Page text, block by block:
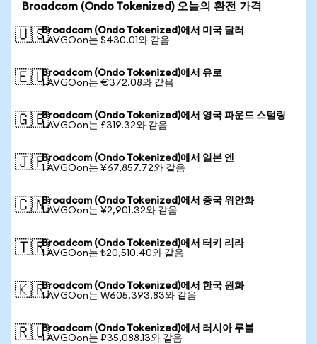
Broadcom (Ondo Tokenized) 오늘의 환전 가격
🇺🇸Broadcom (Ondo Tokenized)에서 미국 달러
1 AVGOon는 $430.01와 같음
🇪🇺Broadcom (Ondo Tokenized)에서 유로
1 AVGOon는 €372.08와 같음
🇬🇧Broadcom (Ondo Tokenized)에서 영국 파운드 스털링
1 AVGOon는 £319.32와 같음
🇯🇵Broadcom (Ondo Tokenized)에서 일본 엔
1 AVGOon는 ¥67,857.72와 같음
🇨🇳Broadcom (Ondo Tokenized)에서 중국 위안화
1 AVGOon는 ¥2,901.32와 같음
🇹🇷Broadcom (Ondo Tokenized)에서 터키 리라
1 AVGOon는 ₺20,510.40와 같음
🇰🇷Broadcom (Ondo Tokenized)에서 한국 원화
1 AVGOon는 ₩605,393.83와 같음
🇷🇺Broadcom (Ondo Tokenized)에서 러시아 루블
1 AVGOon는 ₽35,088.13와 같음